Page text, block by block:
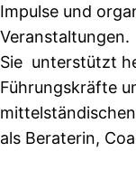
Impulse und
Veranstaltungen.
Sie unterstützt
Führungskräfte
als Beraterin,